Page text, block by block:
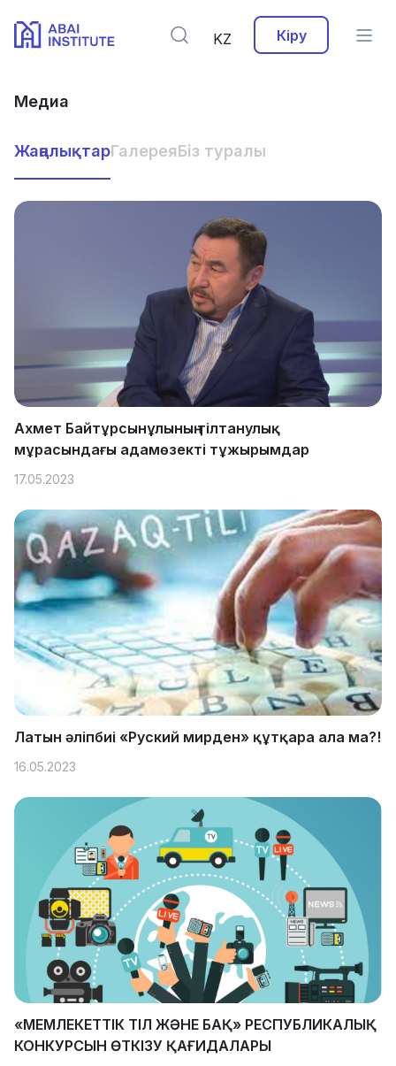
KZ Кіру
Медиа
ЖаңалықтарГалереяБіз туралы
Ахмет Байтұрсынұлының тілтанулық
мұрасындағы адамөзекті тұжырымдар
17.05.2023
Латын әліпбиі «Руский мирден» құтқара ала ма?!
16.05.2023
«МЕМЛЕКЕТТІК ТІЛ ЖӘНЕ БАҚ» РЕСПУБЛИКАЛЫҚ
КОНКУРСЫН ӨТКІЗУ ҚАҒИДАЛАРЫ